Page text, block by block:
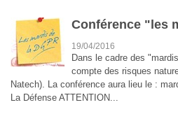
Conférence "les
19/04/2016
Dans le cadre des
compte des risques
Natech). La conférence aura lieu le :
La Défense ATTENTION...